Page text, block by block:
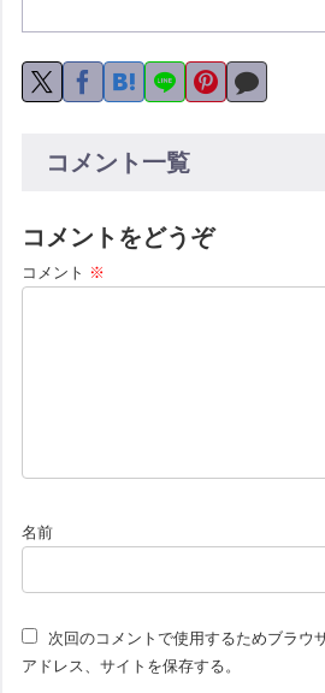
コメント一覧
コメントをどうぞ
コメント ※
名前
次回のコメントで使用するためブラウ
アドレス、サイトを保存する。